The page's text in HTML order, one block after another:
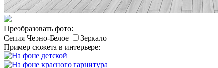
Преобразовать фото:
Сепия Черно-Белое
Зеркало
Пример сюжета в интерьере: